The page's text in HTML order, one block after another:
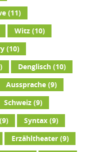
(11)
Witz(10)
(10)
Denglisch(10)
Aussprache(9)
Schweiz(9)
Syntax(9)
Erzähltheater(9)